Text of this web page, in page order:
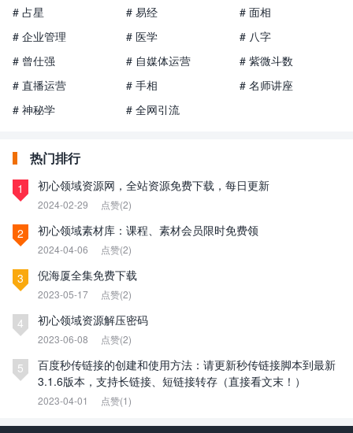
# 占星
# 易经
# 面相
# 企业管理
# 医学
# 八字
# 曾仕强
# 自媒体运营
# 紫微斗数
# 直播运营
# 手相
# 名师讲座
# 神秘学
# 全网引流
热门排行
1 初心领域资源网，全站资源免费下载，每日更新
2024-02-29 点赞(2)
2 初心领域素材库：课程、素材会员限时免费领
2024-04-06 点赞(2)
3 倪海厦全集免费下载
2023-05-17 点赞(2)
4 初心领域资源解压密码
2023-06-08 点赞(2)
5
百度秒传链接的创建和使用方法：请更新秒传链接脚本到最新
3.1.6版本，支持长链接、短链接转存（直接看文末！）
2023-04-01 点赞(1)